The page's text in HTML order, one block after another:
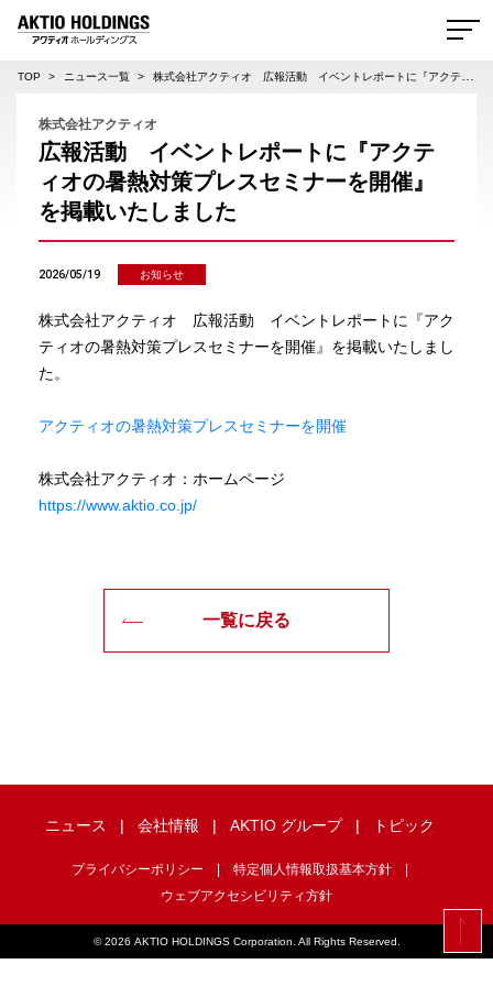
TOP ニュース一覧 株式会社アクティオ 広報活動 イベントレポートに『アクティオの暑熱対策プレスセミナーを開催』を掲載いたしました
株式会社アクティオ
広報活動 イベントレポートに『アクテ
ィオの暑熱対策プレスセミナーを開催』
を掲載いたしました
2026/05/19 お知らせ
株式会社アクティオ 広報活動 イベントレポートに『アク
ティオの暑熱対策プレスセミナーを開催』を掲載いたしまし
た。
アクティオの暑熱対策プレスセミナーを開催
株式会社アクティオ：ホームページ
https://www.aktio.co.jp/
一覧に戻る
ニュース 会社情報 AKTIO グループ トピック
プライバシーポリシー
特定個人情報取扱基本方針
ウェブアクセシビリティ方針
©2026 AKTIO HOLDINGS Corporation. All Rights Reserved.